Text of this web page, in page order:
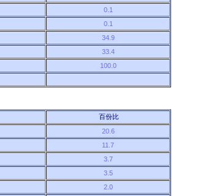
0.1
0.1
34.9
33.4
100.0
百份比
20.6
11.7
3.7
3.5
2.0